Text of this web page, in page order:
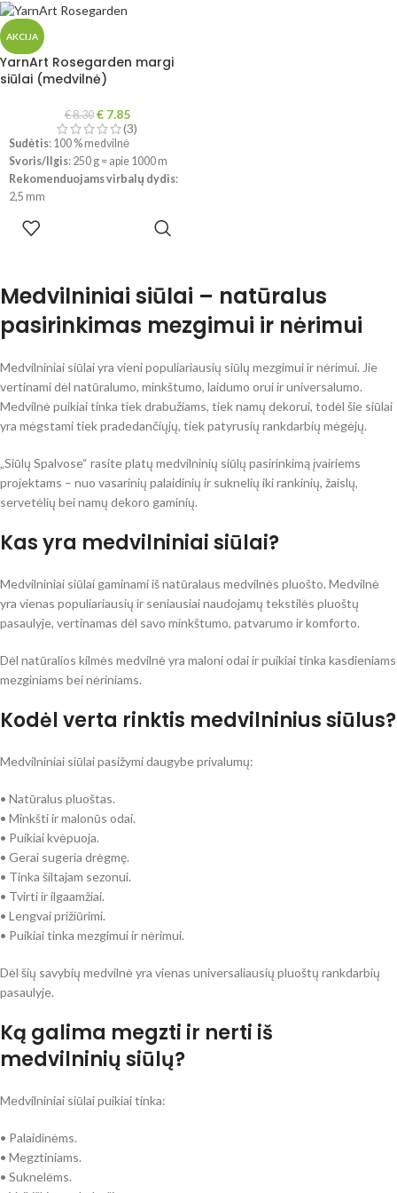
!!! Dėl skirtingų kompiuterių ir
telefonų ekranų parametrų bei
dažymo partijos, spalvos
realybėje gali šiek tiek skirtis.
AKCIJA
YarnArt Rosegarden margi
siūlai (medvilnė)
€8.30 €7.85
(3)
Sudėtis: 100 % medvilnė
Svoris/Ilgis: 250 g = apie 1000 m
Rekomenduojams virbalų dydis:
2,5 mm
3 mm
!!! Dėl skirtingų kompiuterių ir
dažymo partijos, spalvos
Medvilniniai siūlai – natūralus
pasirinkimas mezgimui ir nėrimui
Medvilniniai siūlai yra vieni populiariausių siūlų mezgimui ir nėrimui. Jie
vertinami dėl natūralumo, minkštumo, laidumo orui ir universalumo.
Medvilnė puikiai tinka tiek drabužiams, tiek namų dekorui, todėl šie siūlai
yra mėgstami tiek pradedančiųjų, tiek patyrusių rankdarbių mėgėjų.
„Siūlų Spalvose“ rasite platų medvilninių siūlų pasirinkimą įvairiems
projektams – nuo vasarinių palaidinių ir suknelių iki rankinių, žaislų,
servetėlių bei namų dekoro gaminių.
Kas yra medvilniniai siūlai?
Medvilniniai siūlai gaminami iš natūralaus medvilnės pluošto. Medvilnė
yra vienas populiariausių ir seniausiai naudojamų tekstilės pluoštų
pasaulyje, vertinamas dėl savo minkštumo, patvarumo ir komforto.
Dėl natūralios kilmės medvilnė yra maloni odai ir puikiai tinka kasdieniams
mezginiams bei nėriniams.
Kodėl verta rinktis medvilninius siūlus?
Medvilniniai siūlai pasižymi daugybe privalumų:
• Natūralus pluoštas.
• Minkšti ir malonūs odai.
• Puikiai kvėpuoja.
• Gerai sugeria drėgmę.
• Tinka šiltajam sezonui.
• Tvirti ir ilgaamžiai.
• Lengvai prižiūrimi.
• Puikiai tinka mezgimui ir nėrimui.
Dėl šių savybių medvilnė yra vienas universaliausių pluoštų rankdarbių
pasaulyje.
Ką galima megzti ir nerti iš
medvilninių siūlų?
Medvilniniai siūlai puikiai tinka:
• Palaidinėms.
• Megztiniams.
• Suknelėms.